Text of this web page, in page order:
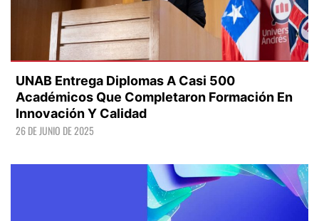
UNAB Entrega Diplomas A Casi 500
Académicos Que Completaron Formación En
Innovación Y Calidad
26 DE JUNIO DE 2025